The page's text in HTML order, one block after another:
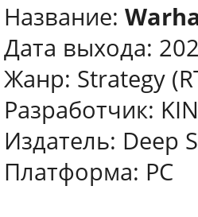
Название:
Дата выхода:
Жанр: Strategy
Разработчик:
Издатель: Deep
Платформа: PC